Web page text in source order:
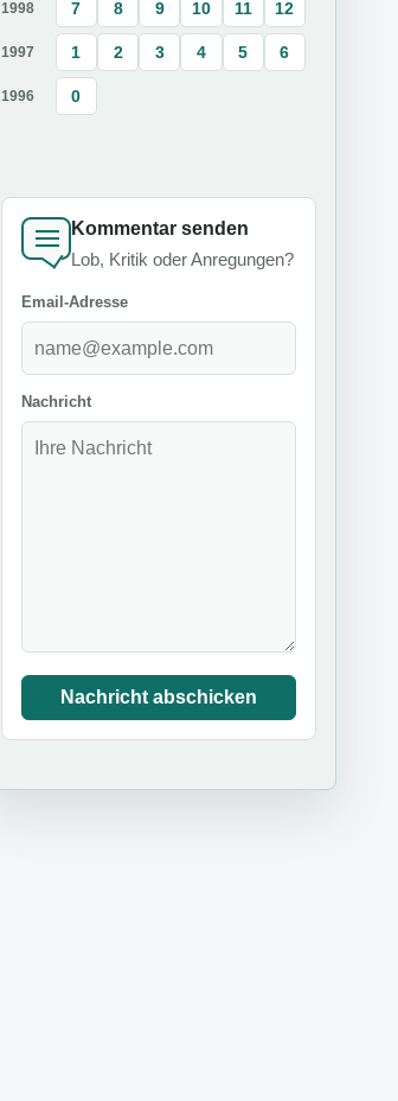
1998 7 8 9 10 11 12
1997 1 2 3 4 5 6
1996 0
Kommentar senden
Lob, Kritik oder Anregungen?
Email-Adresse
Nachricht
Nachricht abschicken